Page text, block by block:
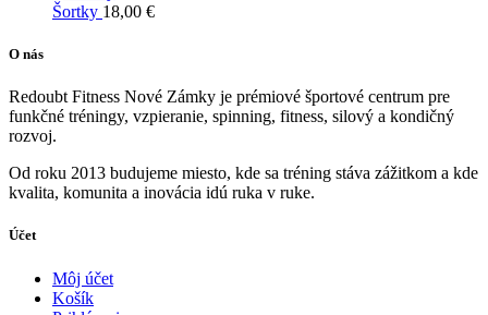
Šortky 18,00 €
O nás
Redoubt Fitness Nové Zámky je prémiové športové centrum pre
funkčné tréningy, vzpieranie, spinning, fitness, silový a kondičný
rozvoj.
Od roku 2013 budujeme miesto, kde sa tréning stáva zážitkom a kde
kvalita, komunita a inovácia idú ruka v ruke.
Účet
Môj účet
Košík